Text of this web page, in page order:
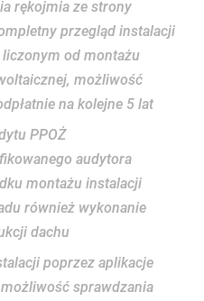
rękojmia ze strony
przegląd instalacji
od montażu
możliwość
na kolejne 5 lat
PPOŻ
audytora
montażu instalacji
również wykonanie
dachu
poprzez aplikacje
sprawdzania